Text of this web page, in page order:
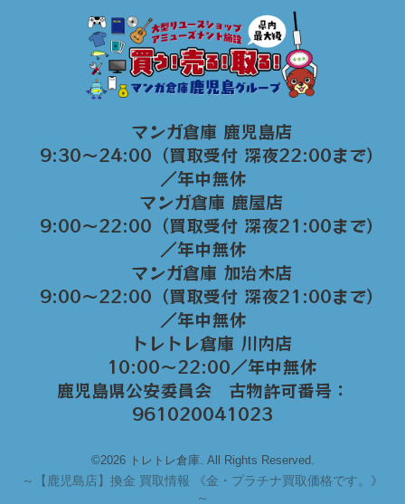
マンガ倉庫 鹿児島店
9:30～24:00（買取受付 深夜22:00まで）
／年中無休
マンガ倉庫 鹿屋店
9:00～22:00（買取受付 深夜21:00まで）
／年中無休
マンガ倉庫 加治木店
9:00〜22:00（買取受付 深夜21:00まで）
／年中無休
トレトレ倉庫 川内店
10:00〜22:00／年中無休
鹿児島県公安委員会 古物許可番号：
961020041023
©2026 トレトレ倉庫. All Rights Reserved.
～
【鹿児島店】換金 買取情報 《金・プラチナ買取価格です。》
～